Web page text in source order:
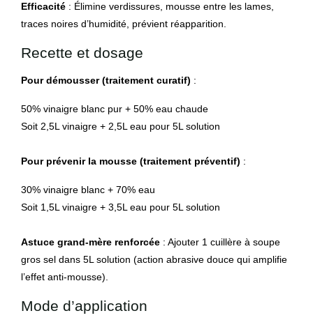
Efficacité : Élimine verdissures, mousse entre les lames,
traces noires d’humidité, prévient réapparition.
Recette et dosage
Pour démousser (traitement curatif) :
50% vinaigre blanc pur + 50% eau chaude
Soit 2,5L vinaigre + 2,5L eau pour 5L solution
Pour prévenir la mousse (traitement préventif) :
30% vinaigre blanc + 70% eau
Soit 1,5L vinaigre + 3,5L eau pour 5L solution
Astuce grand-mère renforcée : Ajouter 1 cuillère à soupe
gros sel dans 5L solution (action abrasive douce qui amplifie
l’effet anti-mousse).
Mode d’application